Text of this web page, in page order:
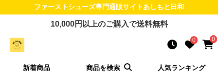
ファーストシューズ専門通販サイトあしもと日和
10,000円以上のご購入で送料無料
0 0
新着商品 商品を検索 人気ランキング